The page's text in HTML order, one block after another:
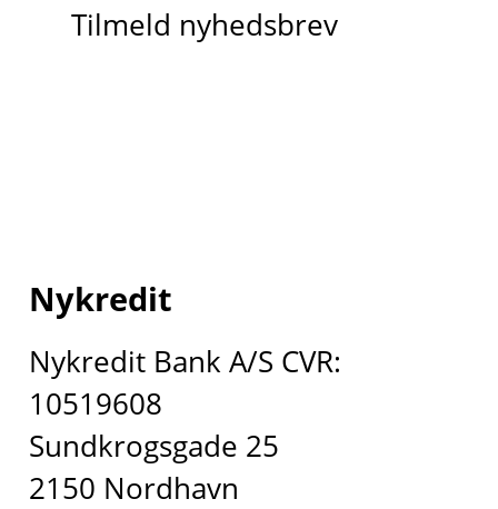
Tilmeld nyhedsbrev
Nykredit
Nykredit Bank A/S CVR:
10519608
Sundkrogsgade 25
2150 Nordhavn